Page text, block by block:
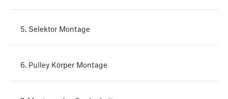
5. Selektor Montage
6. Pulley Körper Montage